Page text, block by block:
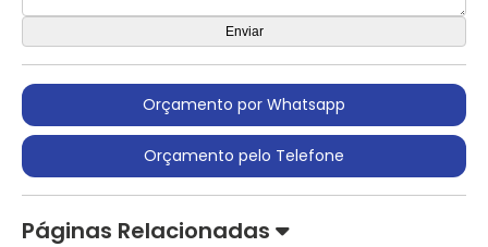
Orçamento por Whatsapp
Orçamento pelo Telefone
Páginas Relacionadas